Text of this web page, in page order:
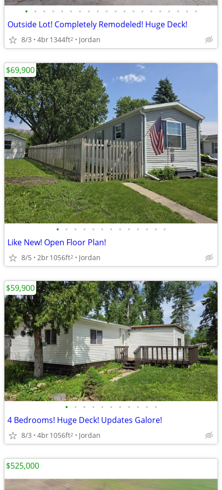
• • • • • • • • • • • • • • • • • • • •
Outside Lot! Completely Remodeled! Huge Deck!
8/3 4br1344ft2 Jordan
• • • • • • • • • • • • •
Like New! Open Floor Plan!
8/5 2br1056ft2 Jordan
$69,900
• • • • • • • • • • •
4 Bedrooms! Huge Deck! Updates Galore!
8/3 4br1056ft2 Jordan
$59,900
$525,000